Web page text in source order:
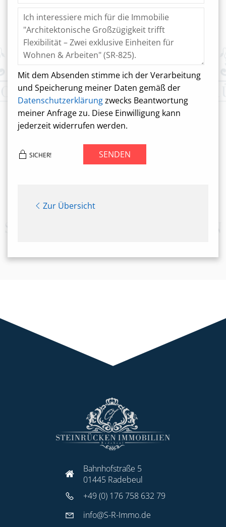
Mit dem Absenden stimme ich der Verarbeitung
und Speicherung meiner Daten gemäß der
Datenschutzerklärungzwecks Beantwortung
meiner Anfrage zu. Diese Einwilligung kann
jederzeit widerrufen werden.
SICHER! SENDEN
Zur Übersicht
Bahnhofstraße 5
01445 Radebeul
+49 (0) 176 758 632 79
info@S-R-Immo.de